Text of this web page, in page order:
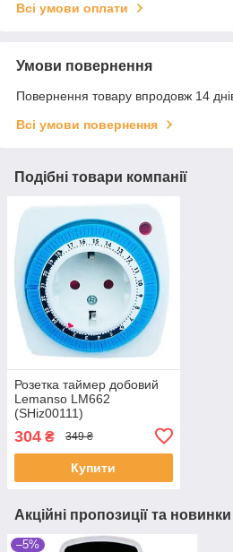
Всі умови оплати
Умови повернення
Повернення товару впродовж 14
Всі умови повернення
Подібні товари компанії
Розетка таймер добовий
Lemanso LM662
(SHiz00111)
304 ₴ 349 ₴
Купити
Акційні пропозиції та новинки
–5%